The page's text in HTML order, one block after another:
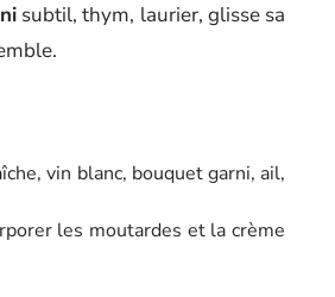
subtil, thym, laurier, glisse sa
vin blanc, bouquet garni, ail,
les moutardes et la crème